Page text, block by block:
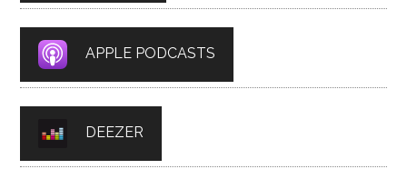
APPLE PODCASTS
DEEZER